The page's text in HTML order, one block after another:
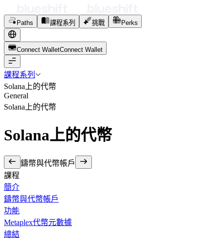
Paths 課程系列 挑戰 Perks
Connect WalletConnect Wal et
課程系列
Solana上的代幣
General
Solana上的代幣
Solana上的代幣
鑄幣與代幣帳戶
課程
簡介
鑄幣與代幣帳戶
功能
Metaplex代幣元數據
總結